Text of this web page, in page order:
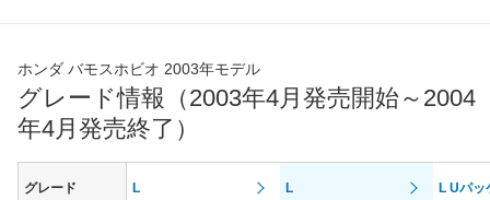
ホンダ バモスホビオ 2003年モデル
グレード情報（2003年4月発売開始～2004
年4月発売終了）
グレード L L L Uパッ